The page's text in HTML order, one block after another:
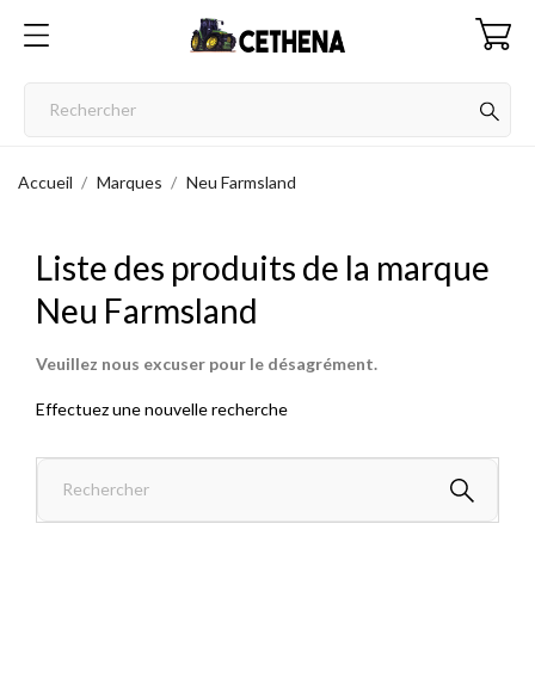
Accueil Marques Neu Farmsland
Liste des produits de la marque
Neu Farmsland
Veuillez nous excuser pour le désagrément.
Effectuez une nouvelle recherche